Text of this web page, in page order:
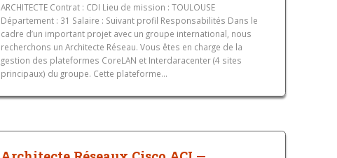
ARCHITECTE Contrat : CDI Lieu de mission : TOULOUSE
Département : 31 Salaire : Suivant profil Responsabilités Dans le
cadre d’un important projet avec un groupe international, nous
recherchons un Architecte Réseau. Vous êtes en charge de la
gestion des plateformes CoreLAN et Interdaracenter (4 sites
principaux) du groupe. Cette plateforme...